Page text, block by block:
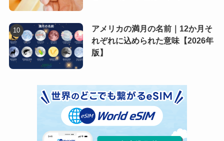
アメリカの満月の名前｜12か月そ
れぞれに込められた意味【2026年
版】